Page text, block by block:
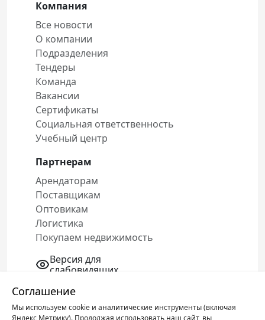
Соглашение
Мы используем cookie и аналитические инструменты (включая
Яндекс Метрику). Продолжая использовать наш сайт, вы
Компания
Все новости
О компании
Подразделения
Тендеры
Команда
Вакансии
Сертификаты
Социальная ответственность
Учебный центр
Партнерам
Арендаторам
Поставщикам
Оптовикам
Логистика
Покупаем недвижимость
Версия для
слабовидящих
Политика конфиденциальности